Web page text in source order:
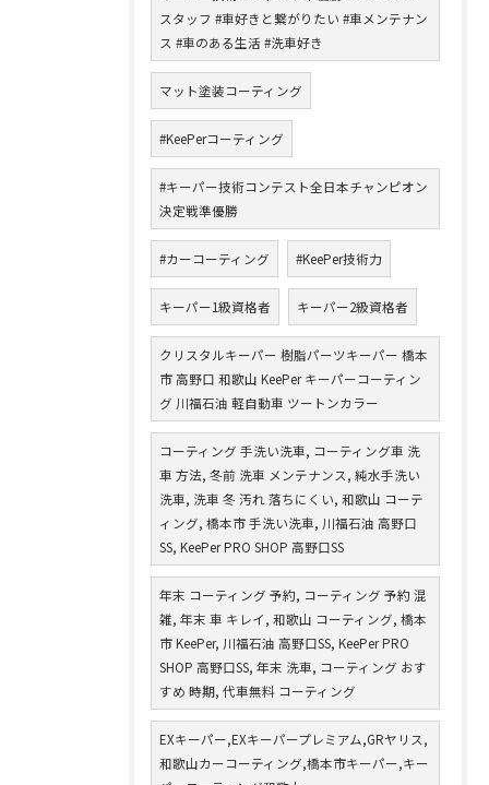
スタッフ #車好きと繋がりたい #車メンテナン
ス #車のある生活 #洗車好き
マット塗装コーティング
#KeePerコーティング
#キーパー技術コンテスト全日本チャンピオン
決定戦準優勝
#カーコーティング #KeePer技術力
キーパー1級資格者 キーパー2級資格者
クリスタルキーパー 樹脂パーツキーパー 橋本
市 高野口 和歌山 KeePer キーパーコーティン
グ 川福石油 軽自動車 ツートンカラー
コーティング 手洗い洗車, コーティング車 洗
車 方法, 冬前 洗車 メンテナンス, 純水手洗い
洗車, 洗車 冬 汚れ 落ちにくい, 和歌山 コーテ
ィング, 橋本市 手洗い洗車, 川福石油 高野口
SS, KeePer PRO SHOP 高野口SS
年末 コーティング 予約, コーティング 予約 混
雑, 年末 車 キレイ, 和歌山 コーティング, 橋本
市 KeePer, 川福石油 高野口SS, KeePer PRO
SHOP 高野口SS, 年末 洗車, コーティング おす
すめ 時期, 代車無料 コーティング
EXキーパー,EXキーパープレミアム,GRヤリス,
和歌山カーコーティング,橋本市キーパー,キー